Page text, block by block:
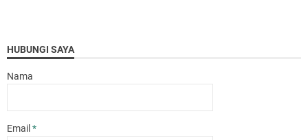
HUBUNGI SAYA
Nama
Email *